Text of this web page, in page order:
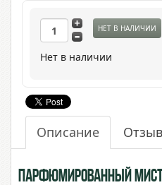
НЕТ В НАЛИЧИИ
Нет в наличии
Описание
Парфюмированный